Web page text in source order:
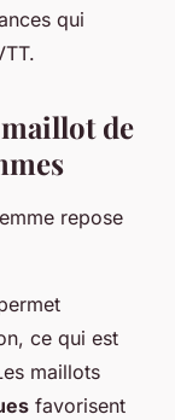
qui
de
repose
ce qui est
maillots
favorisent